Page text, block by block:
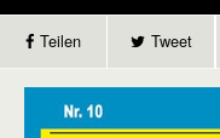
Teilen Tweet